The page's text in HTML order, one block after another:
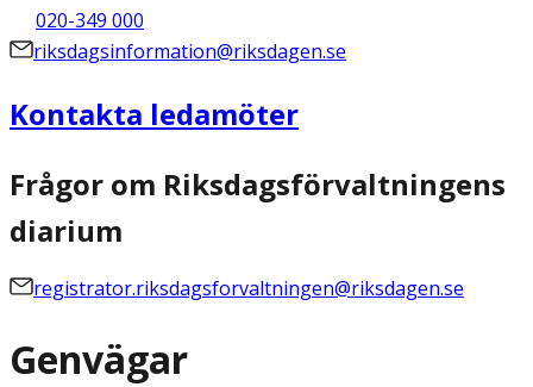
020-349 000
riksdagsinformation@riksdagen.se
Kontakta ledamöter
Frågor om Riksdagsförvaltningens
diarium
registrator.riksdagsforvaltningen@riksdagen.se
Genvägar